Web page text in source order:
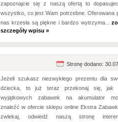
zapoznajcie się z naszą ofertą to
wszystko, co jest Wam potrzebne. Oferowana
nas krzesła są piękne i bardzo wytrzyma...
szczegóły wpisu »
Stronę dodano:
Jeżeli szukasz niezwykłego prezentu dla
dziecka, to już teraz przekonaj się, jak
wyjątkowych zabawek na akumulator
znaleźć w ofercie sklepu online Ekstra
zwlekaj, odwiedź naszą stronę